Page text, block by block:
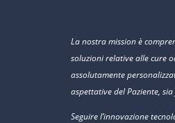
La nostra mission è
soluzioni relative alle cure
assolutamente
aspettative del Paziente,
Seguire l’innovazione